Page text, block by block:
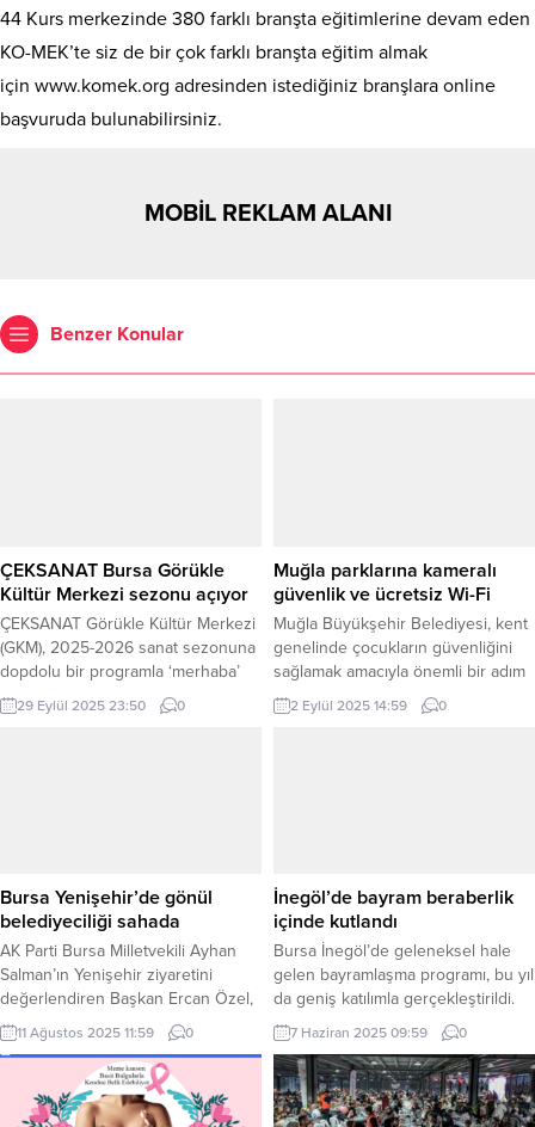
44 Kurs merkezinde 380 farklı branşta eğitimlerine devam eden
KO-MEK’te siz de bir çok farklı branşta eğitim almak
için www.komek.org adresinden istediğiniz branşlara online
başvuruda bulunabilirsiniz.
MOBİL REKLAM ALANI
Benzer Konular
ÇEKSANAT Bursa Görükle
Kültür Merkezi sezonu açıyor
ÇEKSANAT Görükle Kültür Merkezi
(GKM), 2025-2026 sanat sezonuna
dopdolu bir programla ‘merhaba’
diyor. Ekim ayı itibari ile sezon
boyunca konserlerden tiyatro
FLAMENCOTOLIA | Ezgi Anıl &
Beşlisi: İspanyolların;...
29 Eylül 2025 23:50 0
Muğla parklarına kameralı
güvenlik ve ücretsiz Wi-Fi
Muğla Büyükşehir Belediyesi, kent
genelinde çocukların güvenliğini
sağlamak amacıyla önemli bir adım
attı. Bu kapsamda Büyükşehir
Belediyesi, çocuk oyun alanı
güvenlik kameraları yerleştiriyor.
Çalışmaların...
2 Eylül 2025 14:59 0
Bursa Yenişehir’de gönül
belediyeciliği sahada
AK Parti Bursa Milletvekili Ayhan
Salman’ın Yenişehir ziyaretini
değerlendiren Başkan Ercan Özel,
“Esnafımızın ve halkımızın yakın
ilgisi bizleri oldukça memnun etti.
Hemşehrilerimize yakın ilgilerinden
dolayı teşekkür ediyorum” dedi.
BURSA (İGFA) – Bursa Yenişehir
11 Ağustos 2025 11:59 0
İnegöl’de bayram beraberlik
içinde kutlandı
Bursa İnegöl’de geleneksel hale
gelen bayramlaşma programı, bu yıl
da geniş katılımla gerçekleştirildi.
İnegöl Kaymakamlığı ile İnegöl
Belediyesi iş birliğinde düzenlenen
Kurban Bayramı bayramlaşma
programı, şehrin tüm dinamiklerini
bir araya getirdi. BURSA (İGFA) –
7 Haziran 2025 09:59 0